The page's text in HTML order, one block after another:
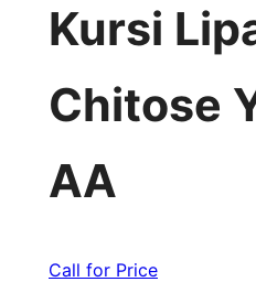
Kursi
Chitose
AA
Call for Price